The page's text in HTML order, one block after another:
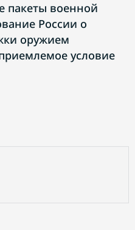
пакеты военной
России о
оружием
условие